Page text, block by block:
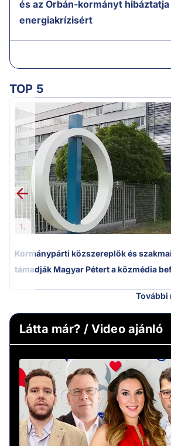
és az Orbán-kormányt
energiakrízisért
TOP 5
1.
Kormánypárti közszereplők és
támadják Magyar Pétert a közmédia
További
Látta már? / Video ajánló